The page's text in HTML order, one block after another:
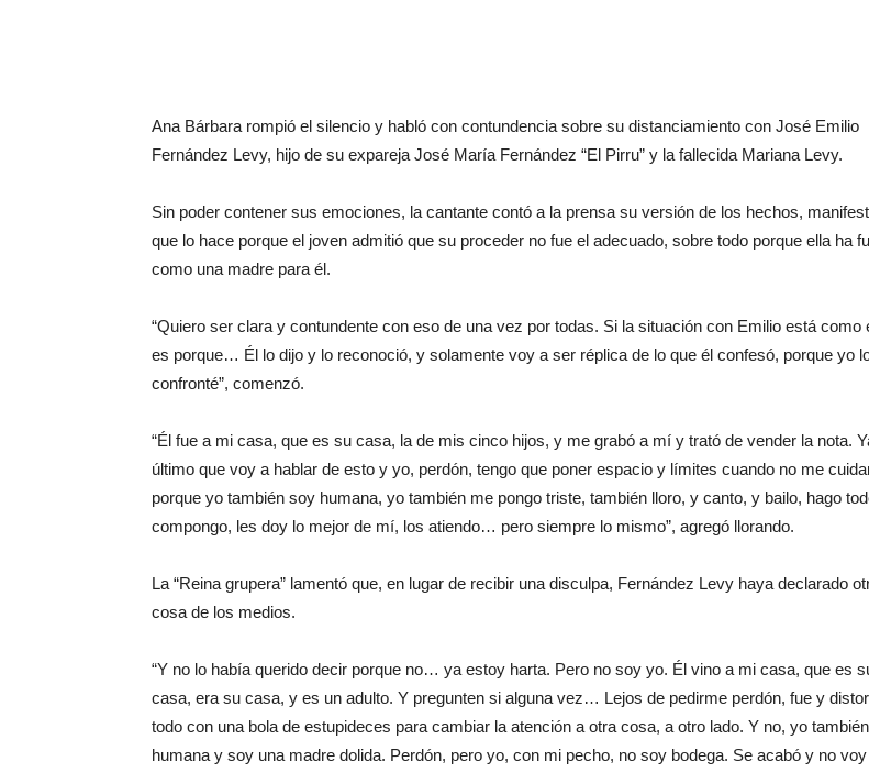
Ana Bárbara rompió el silencio y habló con contundencia sobre su distanciamiento con José Emilio
Fernández Levy, hijo de su expareja José María Fernández “El Pirru” y la fallecida Mariana Levy.
Sin poder contener sus emociones, la cantante contó a la prensa su versión de los hechos,
que lo hace porque el joven admitió que su proceder no fue el adecuado, sobre todo porque ella ha
como una madre para él.
“Quiero ser clara y contundente con eso de una vez por todas. Si la situación con Emilio está como
es porque… Él lo dijo y lo reconoció, y solamente voy a ser réplica de lo que él confesó, porque yo
confronté”, comenzó.
“Él fue a mi casa, que es su casa, la de mis cinco hijos, y me grabó a mí y trató de vender la nota.
último que voy a hablar de esto y yo, perdón, tengo que poner espacio y límites cuando no me
porque yo también soy humana, yo también me pongo triste, también lloro, y canto, y bailo, hago
compongo, les doy lo mejor de mí, los atiendo… pero siempre lo mismo”, agregó llorando.
La “Reina grupera” lamentó que, en lugar de recibir una disculpa, Fernández Levy haya declarado
cosa de los medios.
“Y no lo había querido decir porque no… ya estoy harta. Pero no soy yo. Él vino a mi casa, que es
casa, era su casa, y es un adulto. Y pregunten si alguna vez… Lejos de pedirme perdón, fue y
todo con una bola de estupideces para cambiar la atención a otra cosa, a otro lado. Y no, yo
humana y soy una madre dolida. Perdón, pero yo, con mi pecho, no soy bodega. Se acabó y no